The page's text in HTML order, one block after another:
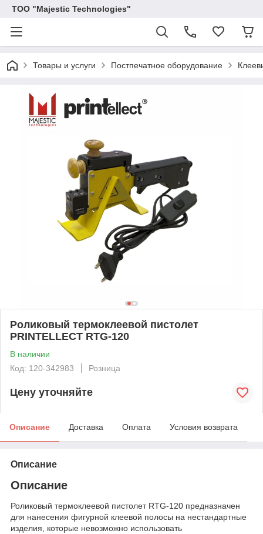
ТОО "Majestic Technologies"
Товары и услуги Постпечатное оборудование
Роликовый термоклеевой пистолет
PRINTELLECT RTG-120
В наличии
Код: 120-342983
Розница
Цену уточняйте
Описание Доставка Оплата Условия возврата
Описание
Описание
Роликовый термоклеевой пистолет RTG-120 предназначен
для нанесения фигурной клеевой полосы на нестандартные
изделия, которые невозможно использовать